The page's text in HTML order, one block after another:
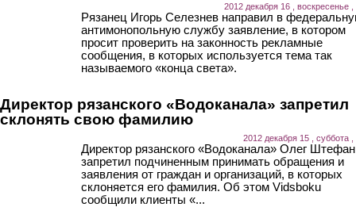
2012 декабря 16 , воскресенье ,
Рязанец Игорь Селезнев направил в
антимонопольную службу заявление, в котором
просит проверить на законность рекламные
сообщения, в которых используется тема так
называемого «конца света».
Директор рязанского «Водоканала» запретил
склонять свою фамилию
2012 декабря 15 , суббота ,
Директор рязанского «Водоканала» Олег Штефан
запретил подчиненным принимать обращения и
заявления от граждан и организаций, в которых
склоняется его фамилия. Об этом Vidsboku
сообщили клиенты «...